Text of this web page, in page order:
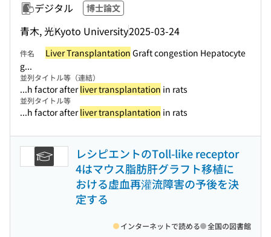
デジタル 博士論文
青木, 光Kyoto University2025-03-24
件名 Liver Transplantation Graft congestion Hepatocyte
g...
並列タイトル等（連結）
...h factor afterliver transplantation in rats
並列タイトル等
...h factor afterliver transplantation in rats
レシピエントのToll-like receptor
4はマウス脂肪肝グラフト移植に
おける虚血再灌流障害の予後を決
定する
インターネットで読める 全国の図書館